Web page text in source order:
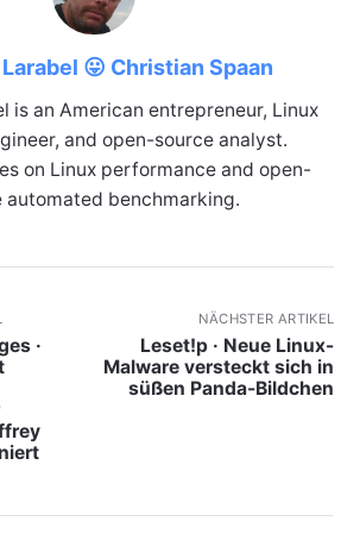
😛 Christian Spaan
is an American entrepreneur, Linux
and open-source analyst.
on Linux performance and open-
automated benchmarking.
·
NÄCHSTER ARTIKEL
Leset!p · Neue Linux-
Malware versteckt sich in
süßen Panda-Bildchen